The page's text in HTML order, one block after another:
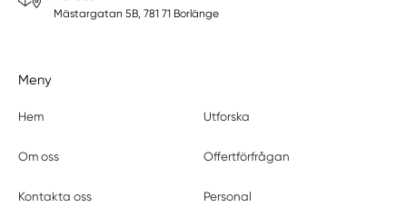
Mästargatan 5B, 781 71 Borlänge
Meny
Hem Utforska
Om oss Offertförfrågan
Kontakta oss Personal